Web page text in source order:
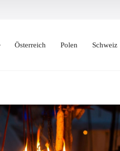
Österreich Polen Schweiz